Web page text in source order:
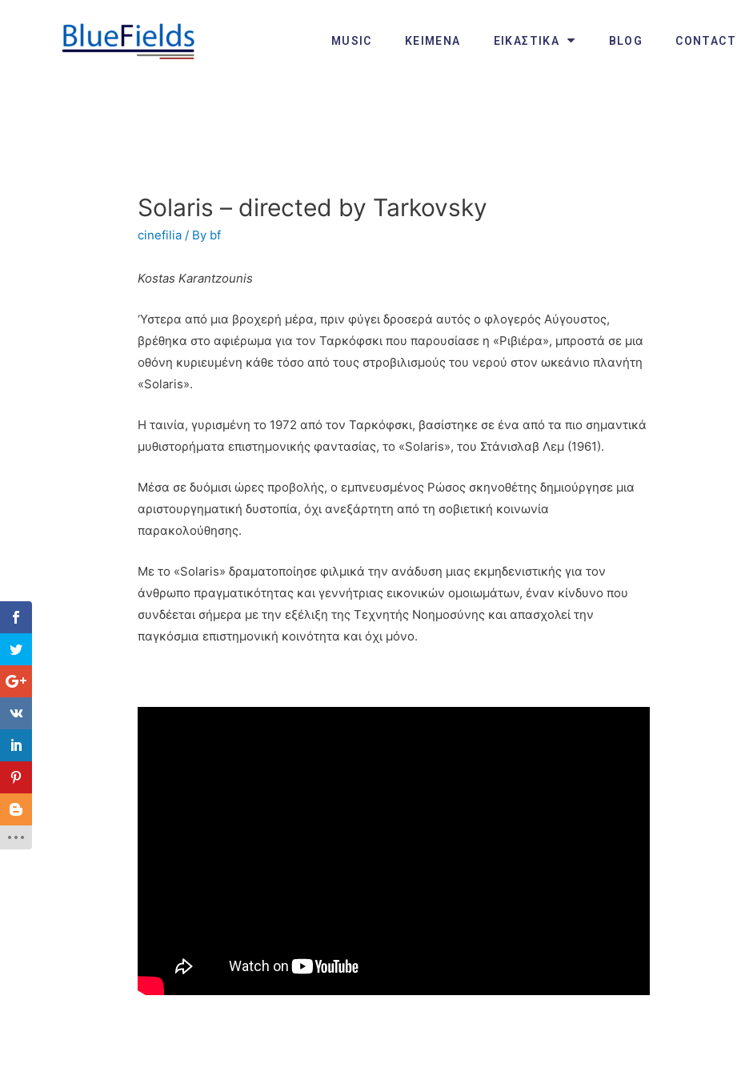
MUSIC ΚΕΙΜΕΝΑ ΕΙΚΑΣΤΙΚΑ BLOG CONTACT
Solaris – directed by Tarkovsky
cinefilia / By bf
Kostas Karantzounis
‘Υστερα από μια βροχερή μέρα, πριν φύγει δροσερά αυτός ο φλογερός Αύγουστος,
βρέθηκα στο αφιέρωμα για τον Ταρκόφσκι που παρουσίασε η «Ριβιέρα», μπροστά σε μια
οθόνη κυριευμένη κάθε τόσο από τους στροβιλισμούς του νερού στον ωκεάνιο πλανήτη
«Solaris».
Η ταινία, γυρισμένη το 1972 από τον Ταρκόφσκι, βασίστηκε σε ένα από τα πιο σημαντικά
μυθιστορήματα επιστημονικής φαντασίας, το «Solaris», του Στάνισλαβ Λεμ (1961).
Μέσα σε δυόμισι ώρες προβολής, ο εμπνευσμένος Ρώσος σκηνοθέτης δημιούργησε μια
αριστουργηματική δυστοπία, όχι ανεξάρτητη από τη σοβιετική κοινωνία
παρακολούθησης.
Με το «Solaris» δραματοποίησε φιλμικά την ανάδυση μιας εκμηδενιστικής για τον
άνθρωπο πραγματικότητας και γεννήτριας εικονικών ομοιωμάτων, έναν κίνδυνο που
συνδέεται σήμερα με την εξέλιξη της Τεχνητής Νοημοσύνης και απασχολεί την
παγκόσμια επιστημονική κοινότητα και όχι μόνο.